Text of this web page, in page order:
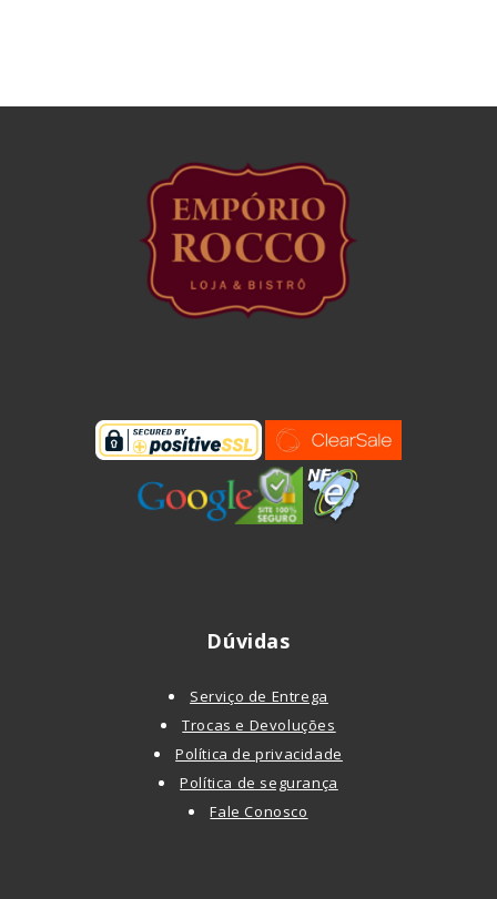
Dúvidas
Serviço de Entrega
Trocas e Devoluções
Política de privacidade
Política de segurança
Fale Conosco